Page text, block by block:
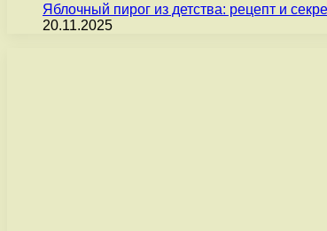
Яблочный пирог из детства: рецепт и
20.11.2025